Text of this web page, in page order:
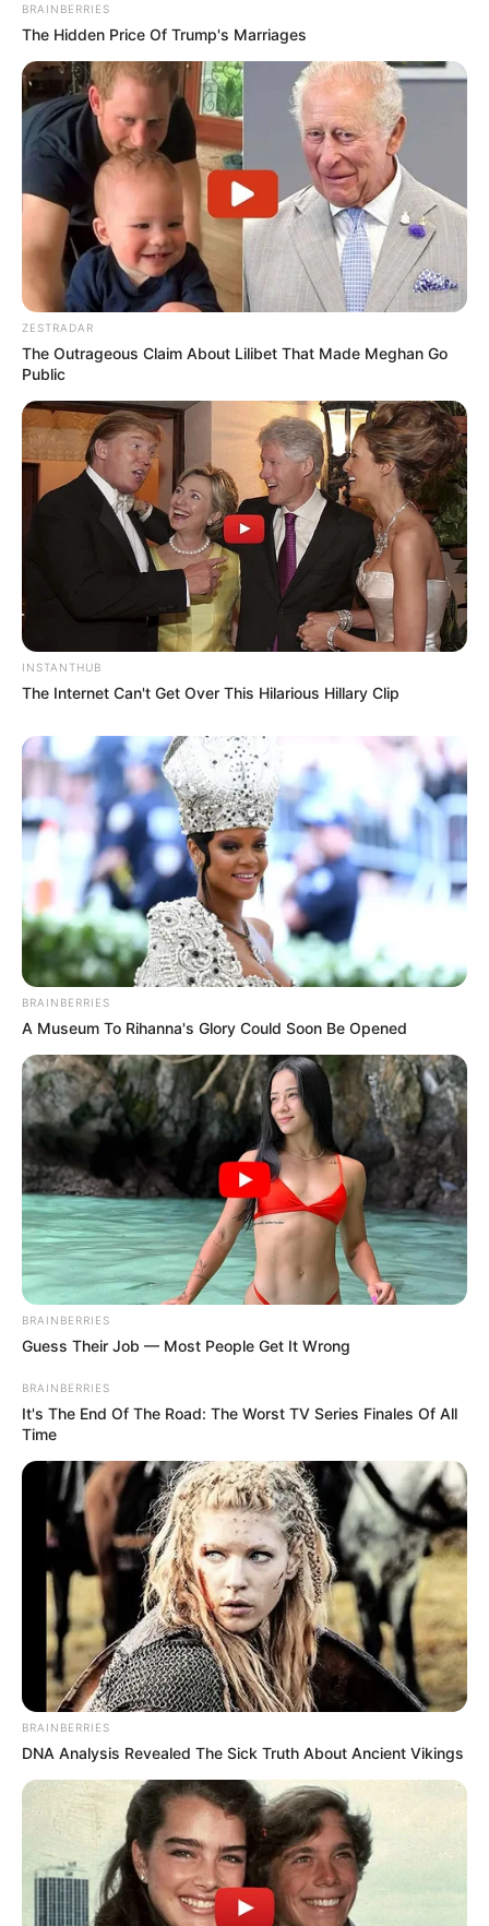
BRAINBERRIES
The Hidden Price Of Trump's Marriages
ZESTRADAR
The Outrageous Claim About Lilibet That Made Meghan Go
Public
INSTANTHUB
The Internet Can't Get Over This Hilarious Hillary Clip
BRAINBERRIES
A Museum To Rihanna's Glory Could Soon Be Opened
BRAINBERRIES
Guess Their Job — Most People Get It Wrong
BRAINBERRIES
It's The End Of The Road: The Worst TV Series Finales Of All
Time
BRAINBERRIES
DNA Analysis Revealed The Sick Truth About Ancient Vikings